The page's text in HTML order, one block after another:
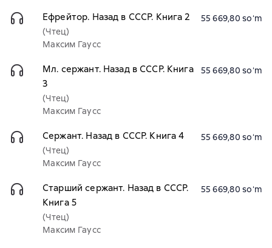
Ефрейтор. Назад в СССР. Книга 2
(Чтец)
Максим Гаусс
55 669,80 soʻm
Мл. сержант. Назад в СССР. Книга
3
(Чтец)
Максим Гаусс
55 669,80 soʻm
Сержант. Назад в СССР. Книга 4
(Чтец)
Максим Гаусс
55 669,80 soʻm
Старший сержант. Назад в СССР.
Книга 5
(Чтец)
Максим Гаусс
55 669,80 soʻm